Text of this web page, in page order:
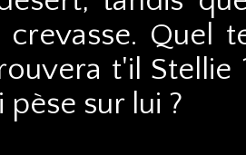
Quel
t'il Stellie
sur lui ?